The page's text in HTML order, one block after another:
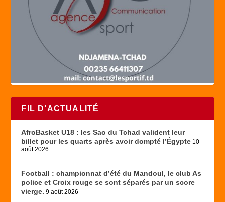
FIL D’ACTUALITÉ
AfroBasket U18 : les Sao du Tchad valident leur
billet pour les quarts après avoir dompté l’Égypte 10
août 2026
Football : championnat d’été du Mandoul, le club As
police et Croix rouge se sont séparés par un score
vierge. 9 août 2026